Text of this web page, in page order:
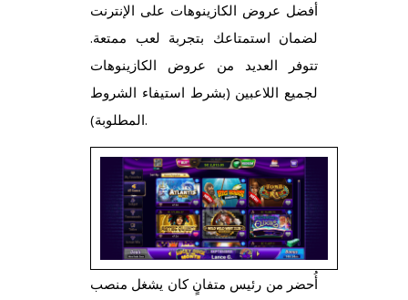
أفضل عروض الكازينوهات على الإنترنت
لضمان استمتاعك بتجربة لعب ممتعة.
تتوفر العديد من عروض الكازينوهات
لجميع اللاعبين (بشرط استيفاء الشروط
المطلوبة).
أُحضر من رئيس متفانٍ كان يشغل منصب